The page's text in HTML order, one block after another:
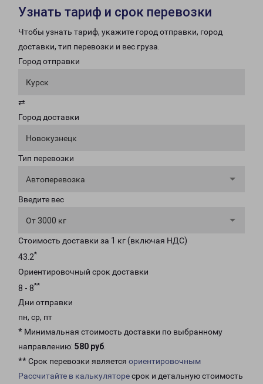
Узнать тариф и срок перевозки
Чтобы узнать тариф, укажите город отправки, город
доставки, тип перевозки и вес груза.
Город отправки
Курск
⇄
Город доставки
Новокузнецк
Тип перевозки
Автоперевозка
Введите вес
От 3000 кг
Стоимость доставки за 1 кг (включая НДС)
43.2*
Ориентировочный срок доставки
8 - 8**
Дни отправки
пн, ср, пт
* Минимальная стоимость доставки по выбранному
направлению: 580 руб.
** Срок перевозки является ориентировочным
Рассчитайте в калькуляторесрок и детальную стоимость